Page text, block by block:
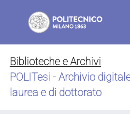
Biblioteche e Archivi
POLITesi - Archivio
laurea e di dottorato